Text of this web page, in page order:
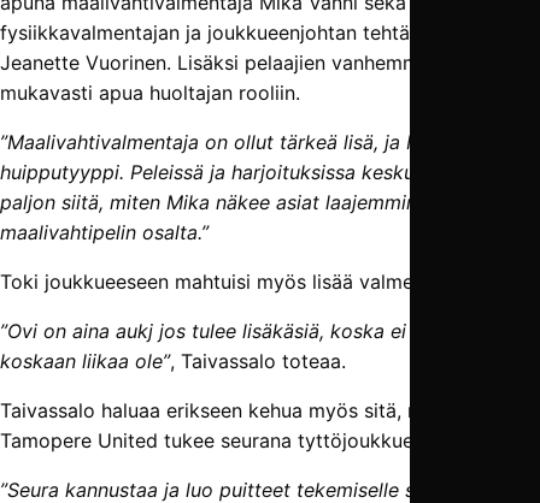
fysiikkavalmentajan ja joukkueenjohtan tehtäviä hoitava
Jeanette Vuorinen. Lisäksi pelaajien vanhemmista on saatu
mukavasti apua huoltajan rooliin.
”Maalivahtivalmentaja on ollut tärkeä lisä, ja Mika on kyllä
huipputyyppi. Peleissä ja harjoituksissa keskustellaan
paljon siitä, miten Mika näkee asiat laajemminkin kuin vain
maalivahtipelin osalta.”
Toki joukkueeseen mahtuisi myös lisää valmentajia.
”Ovi on aina aukj jos tulee lisäkäsiä, koska ei valmentajia
koskaan liikaa ole”, Taivassalo toteaa.
Taivassalo haluaa erikseen kehua myös sitä, miten
Tamopere United tukee seurana tyttöjoukkueen toimintaa.
”Seura kannustaa ja luo puitteet tekemiselle siten, että